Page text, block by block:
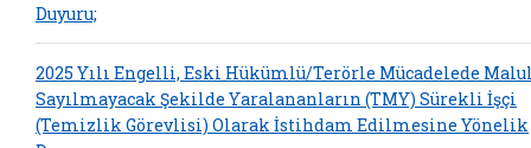
Duyuru;
2025 Yılı Engelli, Eski Hükümlü/Terörle Mücadelede
Sayılmayacak Şekilde Yaralananların (TMY) Sürekli İşçi
(Temizlik Görevlisi) Olarak İstihdam Edilmesine Yönelik